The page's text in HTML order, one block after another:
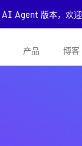
Agent 版本，欢迎
产品 博客